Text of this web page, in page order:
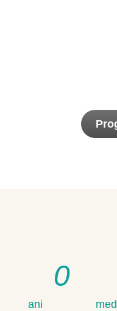
ani
0